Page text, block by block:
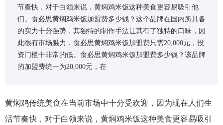
节奏快，对于白领来说，黄焖鸡米饭这种美食更容易吸引他
们。食必思黄焖鸡米饭加盟费多少钱？这个品牌在国内所具备
的实力十分强势，其独特的制作手法让其有了独特的口味，因
此很有市场魅力，食必思黄焖鸡米饭加盟费只需20,000元，投
资门槛十非常的低。食必思黄焖鸡米饭加盟费多少钱？该品牌
的加盟费统一为20,000元，在
黄焖鸡传统美食在当前市场中十分受欢迎，因为现在人们生
活节奏快，对于白领来说，黄焖鸡米饭这种美食更容易吸引